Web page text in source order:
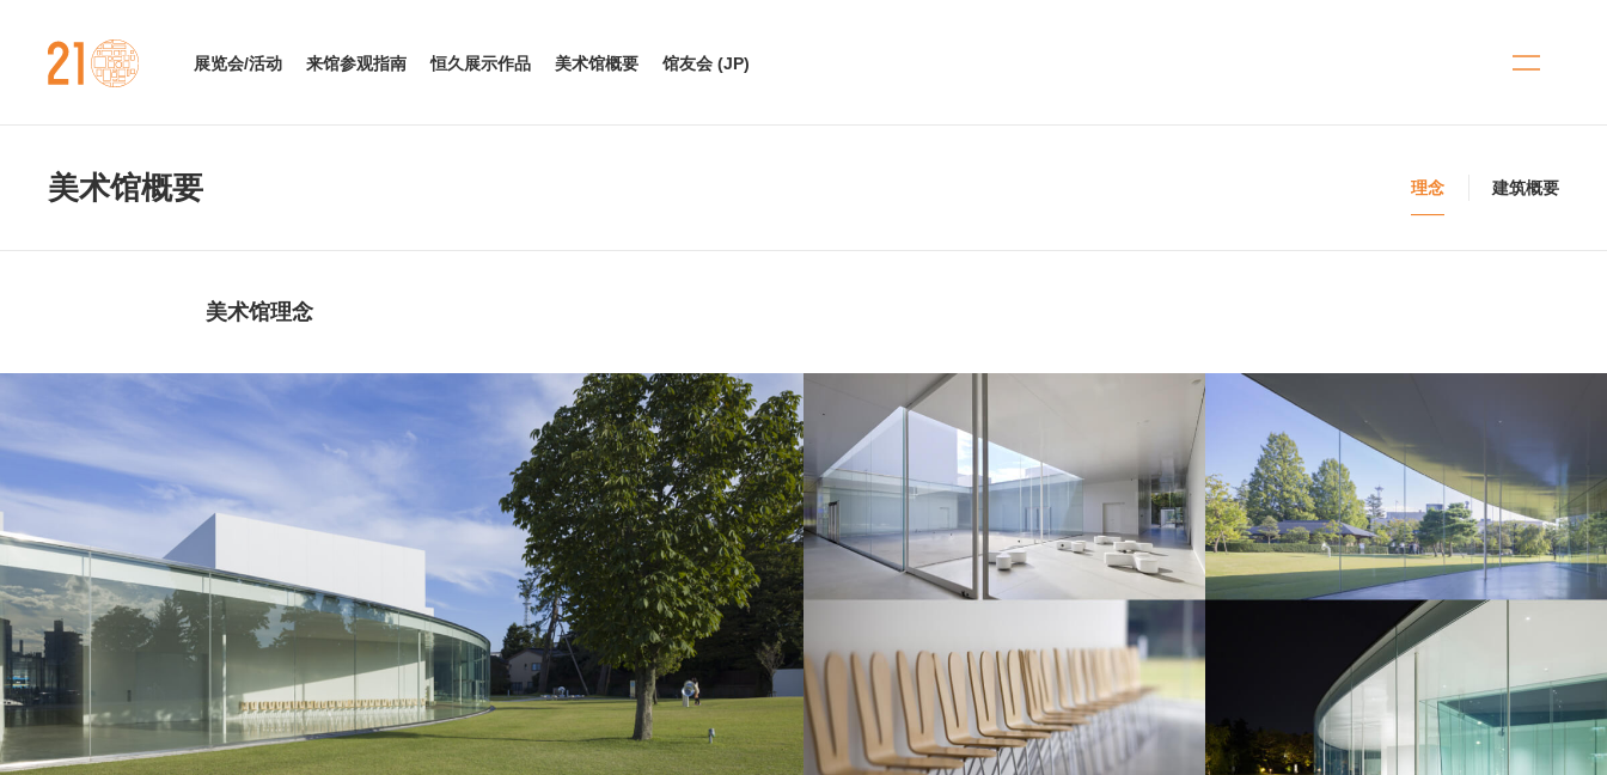
金泽21世纪美术馆
展览会/活动 来馆参观指南 恒久展示作品 美术馆概要 馆友会 (JP)
美术馆概要 理念 建筑概要
美术馆理念